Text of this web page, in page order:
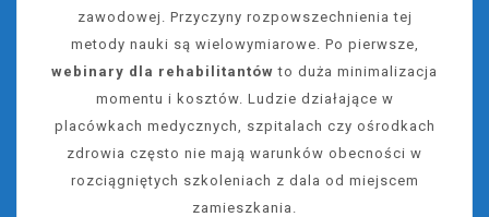
zawodowej. Przyczyny rozpowszechnienia tej
metody nauki są wielowymiarowe. Po pierwsze,
webinary dla rehabilitantów to duża minimalizacja
momentu i kosztów. Ludzie działające w
placówkach medycznych, szpitalach czy ośrodkach
zdrowia często nie mają warunków obecności w
rozciągniętych szkoleniach z dala od miejscem
zamieszkania.